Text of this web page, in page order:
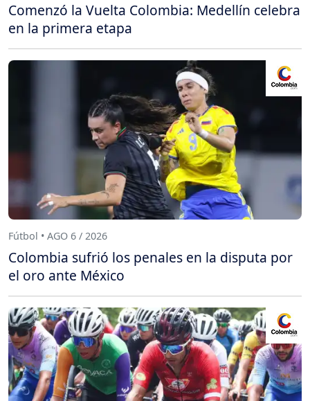
Comenzó la Vuelta Colombia: Medellín celebra
en la primera etapa
Fútbol • AGO 6 / 2026
Colombia sufrió los penales en la disputa por
el oro ante México